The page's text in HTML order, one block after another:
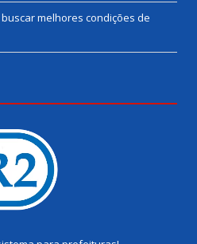
melhores condições de